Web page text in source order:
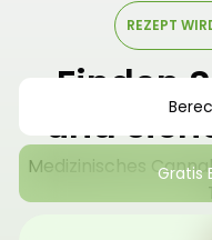
REZEPT
Finden
und
Medizinisches Gratis